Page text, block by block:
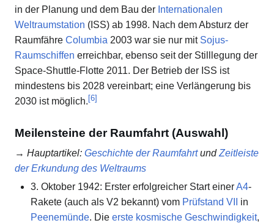
in der Planung und dem Bau der Internationalen
Weltraumstation (ISS) ab 1998. Nach dem Absturz der
Raumfähre Columbia 2003 war sie nur mit Sojus-
Raumschiffen erreichbar, ebenso seit der Stilllegung der
Space-Shuttle-Flotte 2011. Der Betrieb der ISS ist
mindestens bis 2028 vereinbart; eine Verlängerung bis
2030 ist möglich.[6]
Meilensteine der Raumfahrt (Auswahl)
→ Hauptartikel: Geschichte der RaumfahrtundZeitleiste
der Erkundung des Weltraums
3. Oktober 1942: Erster erfolgreicher Start einerA4-
Rakete (auch als V2 bekannt) vom Prüfstand VII
in
Peenemünde. Die erste kosmische Geschwindigkeit,